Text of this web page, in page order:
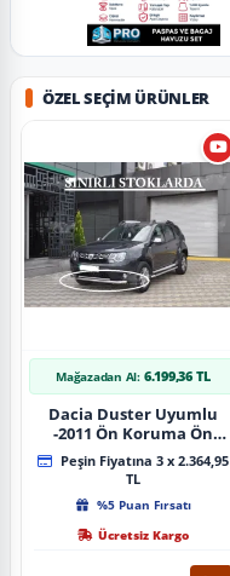
ÖZEL SEÇIM ÜRÜNLER
Mağazadan Al: 6.199,36 TL
Dacia Duster Uyumlu
-2011 Ön Koruma Ön
Tekli Koruma
Peşin Fiyatına 3 x 2.364,95
TL
%5 Puan Fırsatı
Ücretsiz Kargo